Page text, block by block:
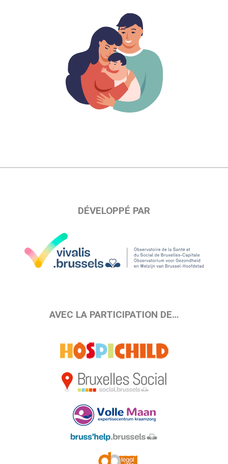
DÉVELOPPÉ PAR
AVEC LA PARTICIPATION DE…